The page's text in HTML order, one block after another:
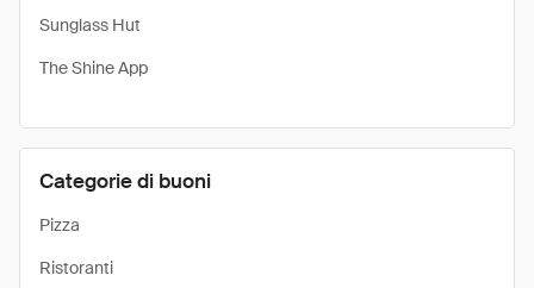
Sunglass Hut
The Shine App
Categorie di buoni
Pizza
Ristoranti